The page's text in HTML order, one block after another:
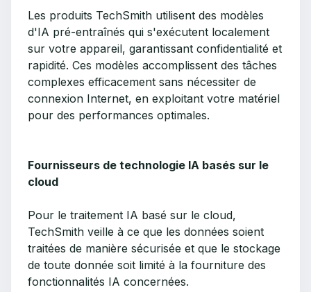
Les produits TechSmith utilisent des modèles
d'IA pré-entraînés qui s'exécutent localement
sur votre appareil, garantissant confidentialité et
rapidité. Ces modèles accomplissent des tâches
complexes efficacement sans nécessiter de
connexion Internet, en exploitant votre matériel
pour des performances optimales.
Fournisseurs de technologie IA basés sur le
cloud
Pour le traitement IA basé sur le cloud,
TechSmith veille à ce que les données soient
traitées de manière sécurisée et que le stockage
de toute donnée soit limité à la fourniture des
fonctionnalités IA concernées.